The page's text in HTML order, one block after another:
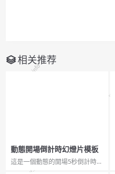
相关推荐
動態開場倒計時幻燈片模板
這是一個動態的開場5秒倒計時
PPT模板，黑色背景，白色的字